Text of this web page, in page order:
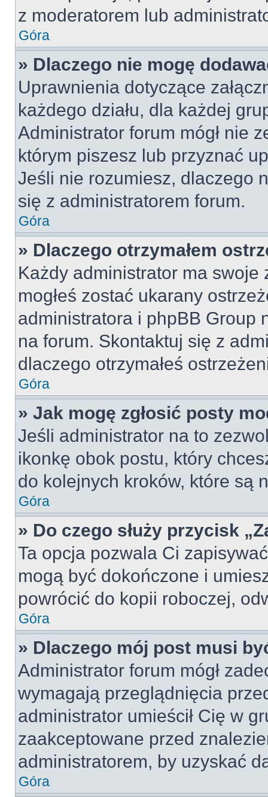
z moderatorem lub
Góra
» Dlaczego nie mogę
Uprawnienia dotyczące
każdego działu, dla każdej
Administrator forum mógł nie
którym piszesz lub przyznać
Jeśli nie rozumiesz, dlaczego
się z administratorem forum.
Góra
» Dlaczego otrzymałem
Każdy administrator ma swoje
mogłeś zostać ukarany
administratora i phpBB Group
na forum. Skontaktuj się z
dlaczego otrzymałeś
Góra
» Jak mogę zgłosić posty
Jeśli administrator na to
ikonkę obok postu, który
do kolejnych kroków, które są
Góra
» Do czego służy przycisk
Ta opcja pozwala Ci
mogą być dokończone i
powrócić do kopii roboczej,
Góra
» Dlaczego mój post musi
Administrator forum mógł
wymagają przeglądnięcia
administrator umieścił Cię w
zaakceptowane przed
administratorem, by uzyskać
Góra